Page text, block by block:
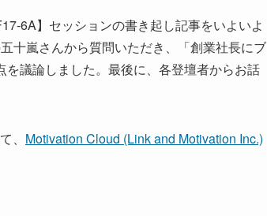
6A】セッションの書き起し記事をいよいよ
十嵐さんから質問いただき、「創業社長にブ
議論しました。最後に、各登壇者からお話
、 Motivation Cloud (Link and Motivation Inc.)